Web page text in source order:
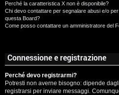
Perché la caratteristica X non è disponibile?
Chi devo contattare per segnalare abusi e/o
questa Board?
Come posso contattare un amministratore del
Connessione e registrazione
Perché devo registrarmi?
Potresti non averne bisogno: dipende
registrarsi per inviare messaggi.